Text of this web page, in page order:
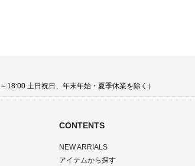
18:00 土日祝日、年末年始・夏季休業を除く）
CONTENTS
NEW ARRIALS
アイテムから探す